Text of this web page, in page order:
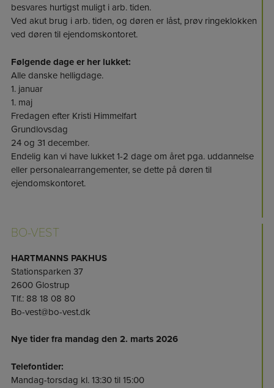
besvares hurtigst muligt i arb. tiden.
Ved akut brug i arb. tiden, og døren er låst, prøv ringeklokken
ved døren til ejendomskontoret.
Følgende dage er her lukket:
Alle danske helligdage.
1. januar
1. maj
Fredagen efter Kristi Himmelfart
Grundlovsdag
24 og 31 december.
Endelig kan vi have lukket 1-2 dage om året pga. uddannelse
eller personalearrangementer, se dette på døren til
ejendomskontoret.
BO-VEST
HARTMANNS PAKHUS
Stationsparken 37
2600 Glostrup
Tlf.: 88 18 08 80
Bo-vest@bo-vest.dk
Nye tider fra mandag den 2. marts 2026
Telefontider:
Mandag-torsdag kl. 13:30 til 15:00